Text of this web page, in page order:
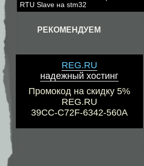
RTU Slave на stm32
РЕКОМЕНДУЕМ
REG.RU
надежный хостинг
Промокод на скидку 5%
REG.RU
39CC-C72F-6342-560A